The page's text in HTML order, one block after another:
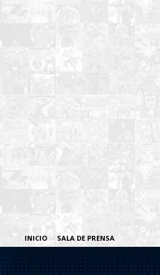
INICIO SALA DE PRENSA